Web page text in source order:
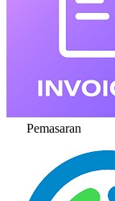
Pemasaran